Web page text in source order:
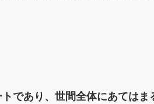
であり、世間全体にあては